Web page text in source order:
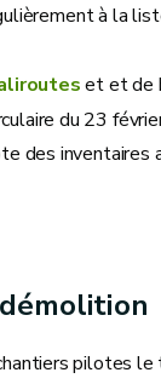
à la
et et de
du 23
des inventaires
pilotes le